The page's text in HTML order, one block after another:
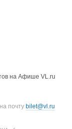
на Афише VL.ru
почту bilet@vl.ru